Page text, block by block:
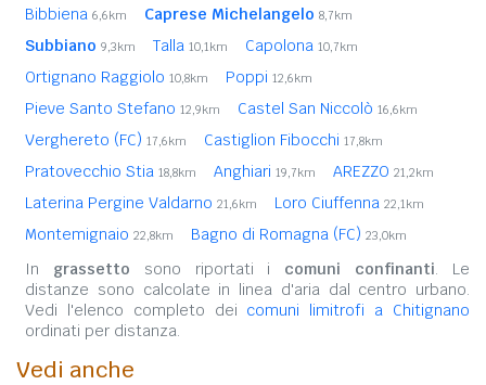
Bibbiena 6,6km Caprese Michelangelo 8,7km
Subbiano 9,3km Talla 10,1km Capolona 10,7km
Ortignano Raggiolo 10,8km Poppi 12,6km
Pieve Santo Stefano 12,9km Castel San Niccolò 16,6km
Verghereto (FC) 17,6km Castiglion Fibocchi 17,8km
Pratovecchio Stia 18,8km Anghiari 19,7km AREZZO 21,2km
Laterina Pergine Valdarno 21,6km Loro Ciuffenna 22,1km
Montemignaio 22,8km Bagno di Romagna (FC) 23,0km
In grassetto sono riportati i comuni confinanti. Le
distanze sono calcolate in linea d'aria dal centro urbano.
Vedi l'elenco completo dei comuni limitrofi a Chitignano
ordinati per distanza.
Vedi anche